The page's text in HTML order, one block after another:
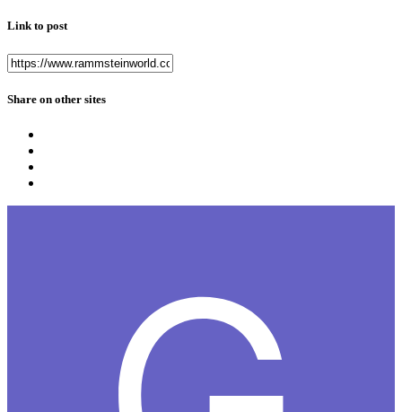
Link to post
Share on other sites